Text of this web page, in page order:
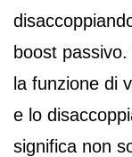
boost
la funzione di
e lo
significa non